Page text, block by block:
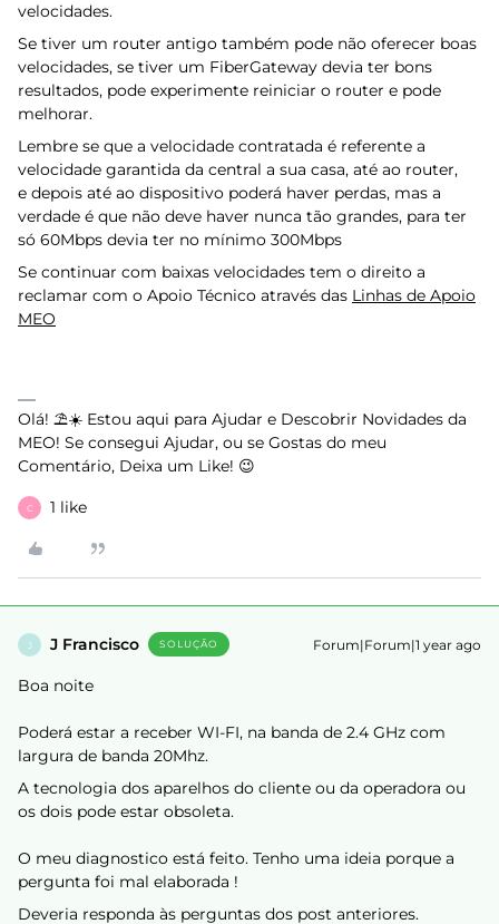
velocidades.
Se tiver um router antigo também pode não oferecer boas
velocidades, se tiver um FiberGateway devia ter bons
resultados, pode experimente reiniciar o router e pode
melhorar.
Lembre se que a velocidade contratada é referente a
velocidade garantida da central a sua casa, até ao router,
e depois até ao dispositivo poderá haver perdas, mas a
verdade é que não deve haver nunca tão grandes, para ter
só 60Mbps devia ter no mínimo 300Mbps
Se continuar com baixas velocidades tem o direito a
reclamar com o Apoio Técnico através das Linhas de Apoio
MEO
Olá! ⛱️☀️ Estou aqui para Ajudar e Descobrir Novidades da
MEO! Se consegui Ajudar, ou se Gostas do meu
Comentário, Deixa um Like! 😉
C 1 like
J J Francisco SOLUÇÃO Forum|Forum|1 year ago
Boa noite
Poderá estar a receber WI-FI, na banda de 2.4 GHz com
largura de banda 20Mhz.
A tecnologia dos aparelhos do cliente ou da operadora ou
os dois pode estar obsoleta.
O meu diagnostico está feito. Tenho uma ideia porque a
pergunta foi mal elaborada !
Deveria responda às perguntas dos post anteriores.